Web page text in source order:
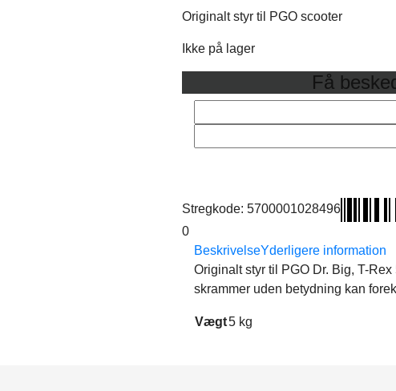
Originalt styr til PGO scooter
Ikke på lager
Få
Stregkode: 5700001028496
0
BeskrivelseYderligere information
Originalt styr til PGO Dr. Big, T-
skrammer uden betydning kan
Vægt5 kg